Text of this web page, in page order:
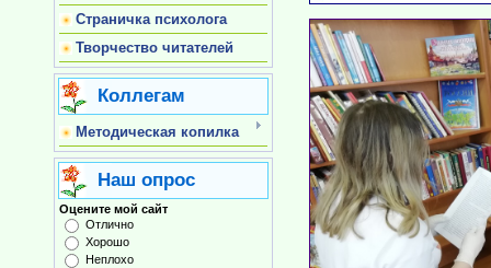
Страничка психолога
Творчество читателей
Коллегам
Методическая копилка
Наш опрос
Оцените мой сайт
Отлично
Хорошо
Неплохо